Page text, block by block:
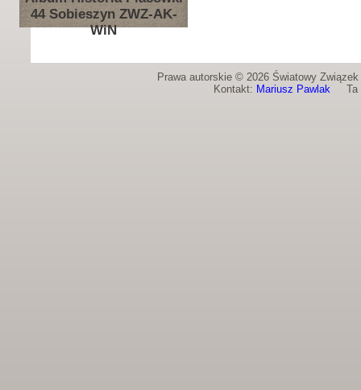
44 Sobieszyn ZWZ-AK-
WiN
Prawa autorskie © 2026 Światowy
Kontakt: Mariusz PawlakTa